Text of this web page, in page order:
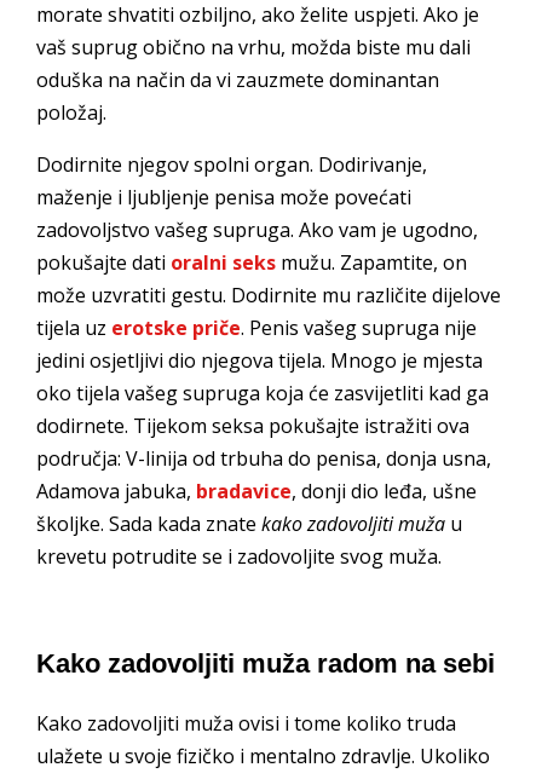
morate shvatiti ozbiljno, ako želite uspjeti. Ako je
vaš suprug obično na vrhu, možda biste mu dali
oduška na način da vi zauzmete dominantan
položaj.
Dodirnite njegov spolni organ. Dodirivanje,
maženje i ljubljenje penisa može povećati
zadovoljstvo vašeg supruga. Ako vam je ugodno,
pokušajte dati oralni seks mužu. Zapamtite, on
može uzvratiti gestu. Dodirnite mu različite dijelove
tijela uz erotske priče. Penis vašeg supruga nije
jedini osjetljivi dio njegova tijela. Mnogo je mjesta
oko tijela vašeg supruga koja će zasvijetliti kad ga
dodirnete. Tijekom seksa pokušajte istražiti ova
područja: V-linija od trbuha do penisa, donja usna,
Adamova jabuka, bradavice, donji dio leđa, ušne
školjke. Sada kada znate kako zadovoljiti muža u
krevetu potrudite se i zadovoljite svog muža.
Kako zadovoljiti muža radom na sebi
Kako zadovoljiti muža ovisi i tome koliko truda
ulažete u svoje fizičko i mentalno zdravlje. Ukoliko